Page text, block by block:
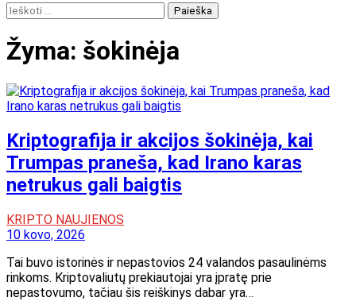
Ieškoti:
Žyma: šokinėja
Kriptografija ir akcijos šokinėja, kai
Trumpas praneša, kad Irano karas
netrukus gali baigtis
KRIPTO NAUJIENOS
10 kovo, 2026
Tai buvo istorinės ir nepastovios 24 valandos pasaulinėms
rinkoms. Kriptovaliutų prekiautojai yra įpratę prie
nepastovumo, tačiau šis reiškinys dabar yra…